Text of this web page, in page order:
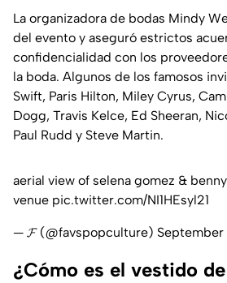
La organizadora de bodas Mindy
del evento y aseguró estrictos
confidencialidad con los
la boda. Algunos de los famosos
Swift, Paris Hilton, Miley Cyrus,
Dogg, Travis Kelce, Ed Sheeran,
Paul Rudd y Steve Martin.
aerial view of selena gomez &
venue pic.twitter.com/NI1HEsyl21
— 𝓕 (@favspopculture)
¿Cómo es el vestido